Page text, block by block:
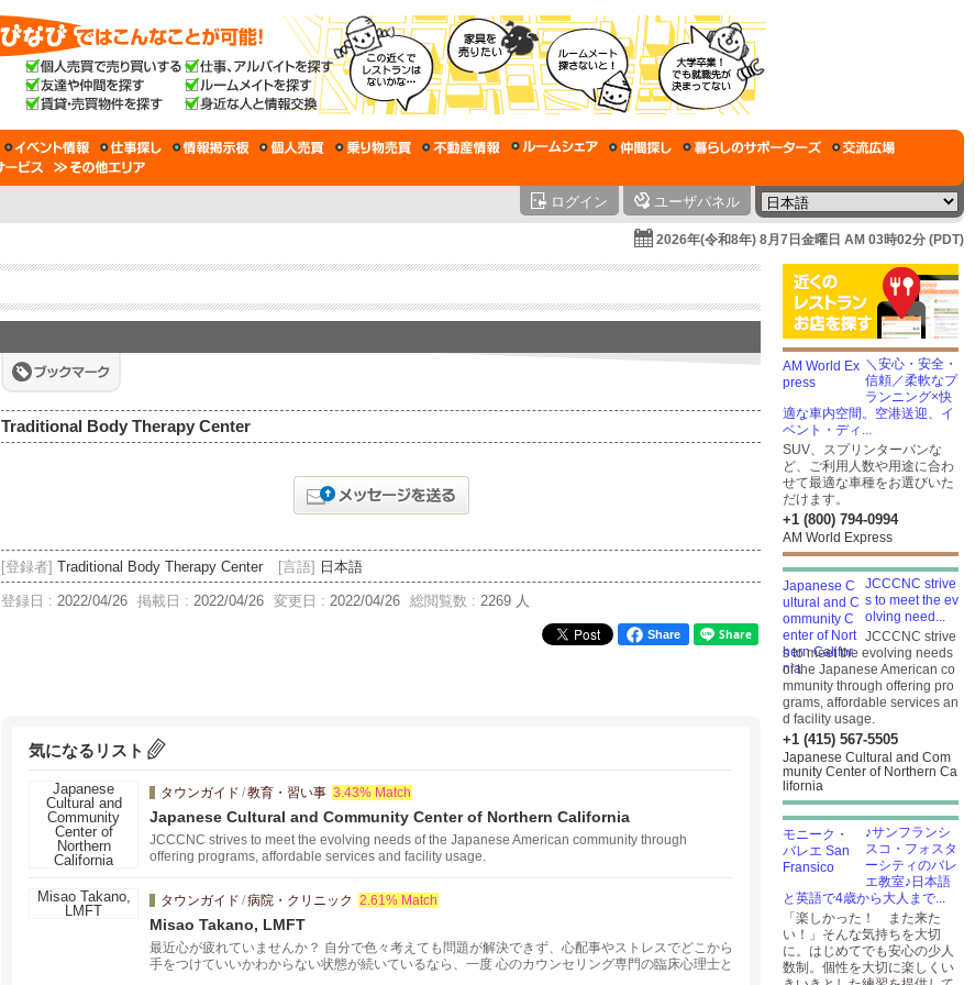
ログイン ユーザパネル
2026年(令和8年) 8月7日金曜日 AM 03時02分 (PDT)
Traditional Body Therapy Center
[登録者] Traditional Body Therapy Center [言語] 日本語
登録日 : 2022/04/26 掲載日 : 2022/04/26 変更日 : 2022/04/26 総閲覧数 : 2269 人
Share
気になるリスト
タウンガイド /教育・習い事 3.43% Match
Japanese Cultural and Community Center of Northern California
JCCCNC strives to meet the evolving needs of the Japanese American community through
offering programs, affordable services and facility usage.
タウンガイド /病院・クリニック 2.61% Match
Misao Takano, LMFT
最近心が疲れていませんか？ 自分で色々考えても問題が解決できず、心配事やストレスでどこから
手をつけていいかわからない状態が続いているなら、一度 心のカウンセリング専門の臨床心理士と
＼安心・安全・
信頼／柔軟なプ
ランニング×快
適な車内空間。空港送迎、イ
ベント・ディ...
SUV、スプリンターバンな
ど、ご利用人数や用途に合わ
せて最適な車種をお選びいた
だけます。
+1 (800) 794-0994
AM World Express
JCCCNC strive
s to meet the ev
olving need...
JCCCNC strive
s to meet the evolving needs
of the Japanese American co
mmunity through offering pro
grams, affordable services an
d facility usage.
+1 (415) 567-5505
Japanese Cultural and Com
munity Center of Northern Ca
lifornia
♪サンフランシ
スコ・フォスタ
ーシティのバレ
エ教室♪日本語
と英語で4歳から大人まで...
「楽しかった！ また来た
い！」そんな気持ちを大切
に。はじめてでも安心の少人
数制。個性を大切に楽しくい